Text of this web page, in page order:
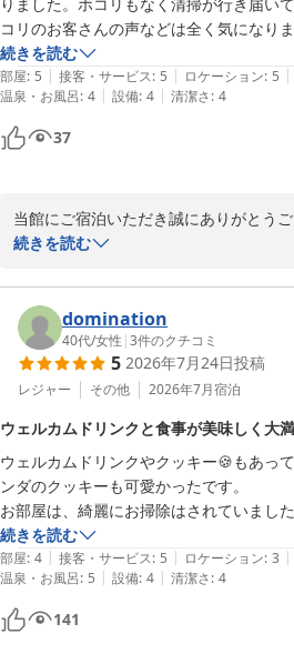
コリのお客さんの声などは全く気になり
が1つで朝は電気がなくてもとても明るく
続きを読む
部屋: 5 | 接客・サービス: 5 | ロケーション: 5 |
温泉・お風呂: 4 | 設備: 4 | 清潔さ: 4
37
当館にご宿泊いただき誠にありがとうご
お部屋のにおいに関しては大変申し訳
をご満喫いただけたこと、大変嬉しく
これからも快適な空間作りに精進いたし
またのご来館スタッフ一同お待ちしてお
南紀白浜とれとれヴィレッジ
2026-08-03
続きを読む
domination
40代/女性 |3件のクチコミ
5 2026年7月24日投稿
レジャー その他 2026年7月宿泊
ウェルカムドリンクと食事が美味しく大
ウェルカムドリンクやクッキー🍪もあっ
ンダのクッキーも可愛かったです。
お部屋は、綺麗にお掃除はされていました
部屋の隅などは古くなっている所もあり
食事は朝夕共に、思っていたよりも良い
続きを読む
部屋: 4 | 接客・サービス: 5 | ロケーション: 3 |
温泉・お風呂: 5 | 設備: 4 | 清潔さ: 4
141